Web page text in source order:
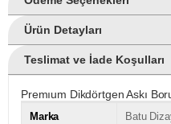
Ürün Detayları
Teslimat ve İade Koşulları
Premıum Dikdörtgen Askı
Marka Batu